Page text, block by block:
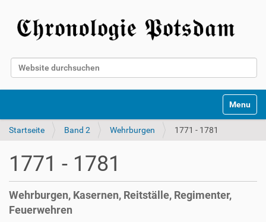
Website durchsuchen
Toggle
Startseite Band 2 Wehrburgen 1771 - 1781
1771 - 1781
Wehrburgen, Kasernen, Reitställe, Regimenter,
Feuerwehren